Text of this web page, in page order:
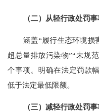
（二）从轻行政处罚
涵盖“履行生态环境损
超总量排放污染物”“未规
个事项。明确在法定罚款
低于法定最低限额。
（三）减轻行政处罚